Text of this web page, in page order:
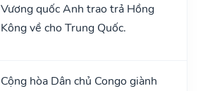
Vương quốc Anh trao trả Hồng
Kông về cho Trung Quốc.
Cộng hòa Dân chủ Congo giành